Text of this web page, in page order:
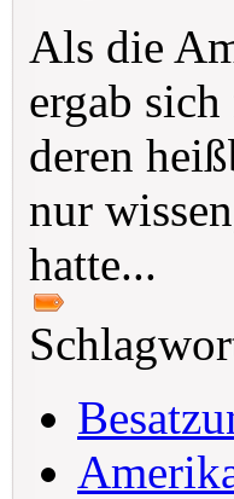
Als die
ergab
deren
nur
hatte...